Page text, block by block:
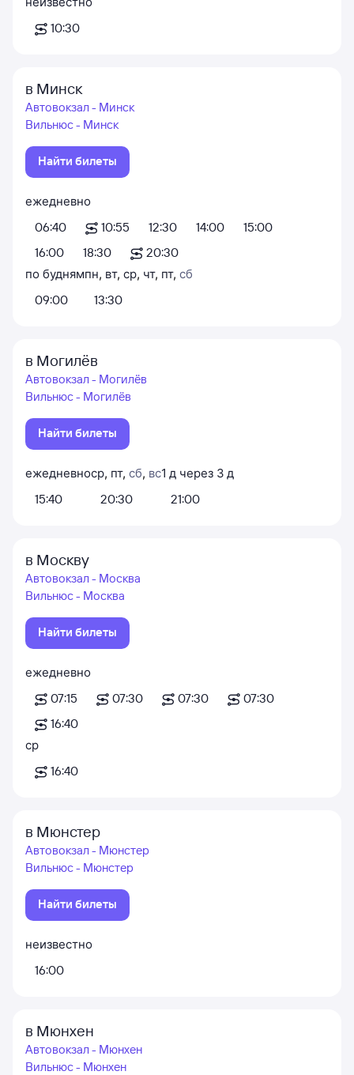
10:30
в Минск
Автовокзал - Минск
Вильнюс - Минск
Найти билеты
ежедневно
06:40
10:55 12:30 14:00
15:00
16:00
18:30
20:30
по будням
09:00
пн, вт, ср, чт, пт, сб
13:30
в Могилёв
Автовокзал - Могилёв
Вильнюс - Могилёв
Найти билеты
ежедневно
15:40
ср, пт, сб, вс
20:30
1 д через 3 д
21:00
в Москву
Автовокзал - Москва
Вильнюс - Москва
Найти билеты
ежедневно
07:15
07:30 07:30
07:30
16:40
ср
16:40
в Мюнстер
Автовокзал - Мюнстер
Вильнюс - Мюнстер
Найти билеты
неизвестно
16:00
в Мюнхен
Автовокзал - Мюнхен
Вильнюс - Мюнхен